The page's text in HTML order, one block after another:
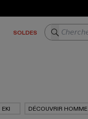
SOLDES Cherche ici
EKI DÉCOUVRIR HOMME